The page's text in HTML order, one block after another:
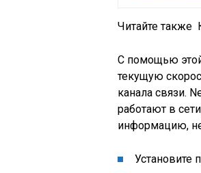
Читайте также
С помощью
текущую
канала связи.
работают в
информацию,
Установите